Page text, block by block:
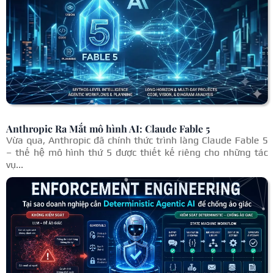
Anthropic Ra Mắt mô hình AI: Claude Fable 5
Vừa qua, Anthropic đã chính thức trình làng Claude Fable 5
– thế hệ mô hình thứ 5 được thiết kế riêng cho những tác
vụ...